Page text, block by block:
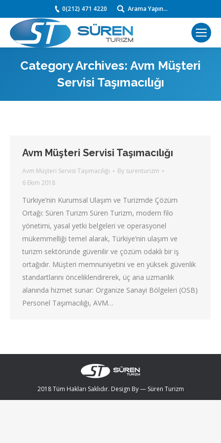
0(212) 471 4220 Search:
Arama Yapın...
Category Archives: Avm Müşteri
Servisi Taşımacılığı
Avm Müşteri Servisi Taşımacılığı
Avm Müşteri Servisi Taşımacılığı By surenturizm
6 Ekim 2018
Türkiye’nin Kurumsal Ulaşım ve Turizmde Çözüm
Ortağı: Süren Turizm Süren Turizm, modern filo
yönetimi, yasal yetki belgeleri ve operasyonel
mükemmelliği temel alarak, Türkiye’nin ulaşım ve
turizm sektöründe güvenilir ve çözüm odaklı bir iş
ortağıdır. Müşteri memnuniyetini ve en yüksek güvenlik
standartlarını önceliklendirerek, üç ana uzmanlık
alanında hizmet sunar: Organize Sanayi Bölgeleri (OSB)
Personel Taşımacılığı, AVM…
2018 Tüm Hakları Saklıdır. Design By — Süren Turizm